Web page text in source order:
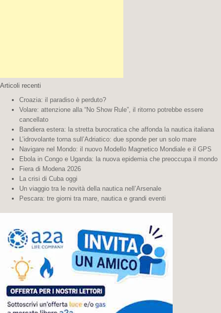
Articoli recenti
Croazia: il paradiso è perduto?
Volare: attenzione alla “No Show Rule”, il ritorno potrebbe essere
cancellato
Bandiera estera: la stretta burocratica che affonda la nautica italiana
L’idrovolante torna sull’Adriatico: due sponde per un solo mare
Navigare nel Mondo: il nuovo Modello Magnetico Mondiale e il GPS
Ebola in Congo e Uganda: la nuova epidemia che preoccupa il mondo
Fiera di Modena 2026
La crisi di Cuba oggi
Un viaggio tra le novità della nautica nell’Arsenale
Pescara: tre giorni tra mare, nautica e grandi eventi